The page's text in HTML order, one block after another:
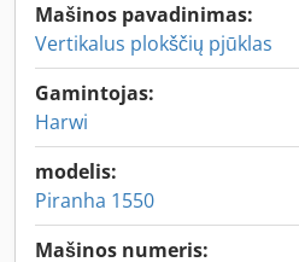
Mašinos pavadinimas:
Vertikalus plokščių pjūklas
Gamintojas:
Harwi
modelis:
Piranha 1550
Mašinos numeris: